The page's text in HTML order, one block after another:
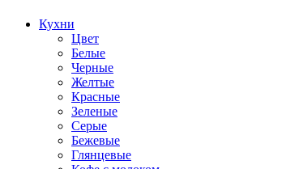
Кухни
Цвет
Белые
Черные
Желтые
Красные
Зеленые
Серые
Бежевые
Глянцевые